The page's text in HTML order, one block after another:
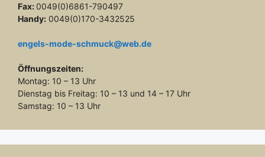
Fax: 0049(0)6861-790497
Handy: 0049(0)170-3432525
engels-mode-schmuck@web.de
Öffnungszeiten:
Montag: 10 – 13 Uhr
Dienstag bis Freitag: 10 – 13 und 14 – 17 Uhr
Samstag: 10 – 13 Uhr